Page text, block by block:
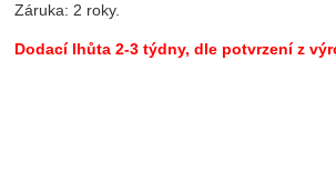
Záruka: 2 roky.
Dodací lhůta 2-3 týdny, dle potvrzení z